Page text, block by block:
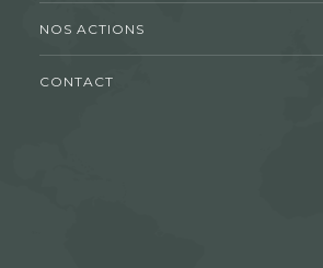
NOS ACTIONS
CONTACT